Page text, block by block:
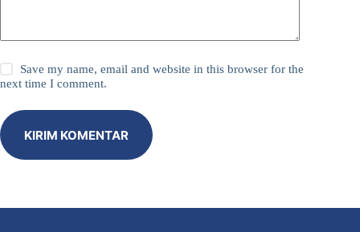
Save my name, email and website in this browser for the
next time I comment.
KIRIM KOMENTAR